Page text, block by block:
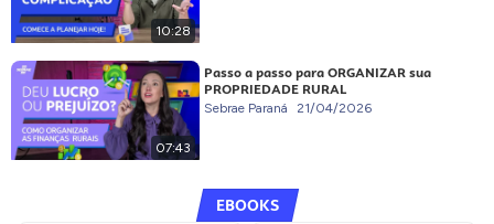
10:28
07:43
Passo a passo para ORGANIZAR sua
PROPRIEDADE RURAL
Sebrae Paraná 21/04/2026
EBOOKS